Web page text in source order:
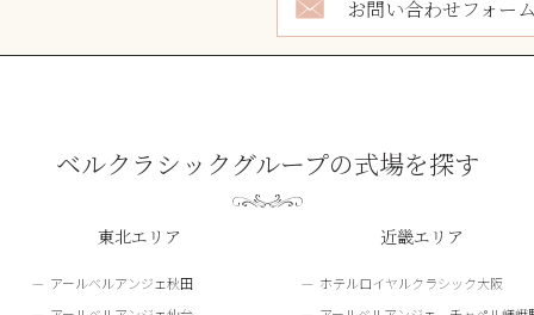
お問い合わせフォー
ベルクラシックグループの式場を探す
東北エリア
アールベルアンジェ秋田
近畿エリア
ホテルロイヤルクラシック大阪